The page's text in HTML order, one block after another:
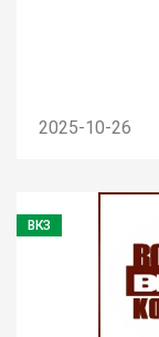
2025-10-26
ВКЗ